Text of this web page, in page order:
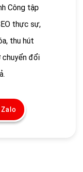
Công tập
thực sự,
thu hút
đổi